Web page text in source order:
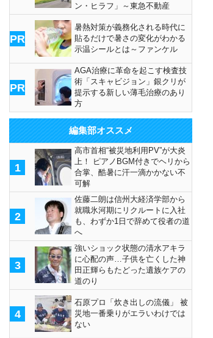
ン・ヒラフ」～東急不動産
PR
暑熱対策が義務化される時代に
貼るだけで暑さの変化がわかる
示温シールとは～ファンケル
PR
AGA治療に革命を起こす検査技
術「スキャビジョン」銀クリが
提示する新しい薄毛治療のあり
方
編集部オススメ
1
高市首相“被災地利用PV”が大炎
上！ ピアノBGM付きでヘリから
合掌、酷暑に汗一滴かかない不
可解
2
佐藤二朗は信州大経済学部から
就職氷河期にリクルートに入社
も、わずか1日で辞めて役者の道
へ
3
強いショック状態の清水アキラ
に心配の声…子供を亡くした神
田正輝らもたどった遺族ケアの
道のり
4
石原プロ「炊き出しの流儀」 被
災地一番乗りがエラいわけでは
ない